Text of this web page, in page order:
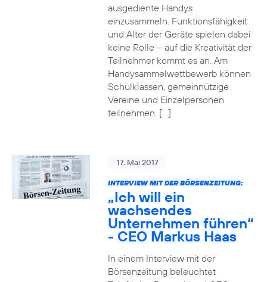
ausgediente Handys
einzusammeln. Funktionsfähigkeit
und Alter der Geräte spielen dabei
keine Rolle – auf die Kreativität der
Teilnehmer kommt es an. Am
Handysammelwettbewerb können
Schulklassen, gemeinnützige
Vereine und Einzelpersonen
teilnehmen. […]
17. Mai 2017
INTERVIEW MIT DER BÖRSENZEITUNG:
„Ich will ein
wachsendes
Unternehmen führen“
- CEO Markus Haas
In einem Interview mit der
Börsenzeitung beleuchtet